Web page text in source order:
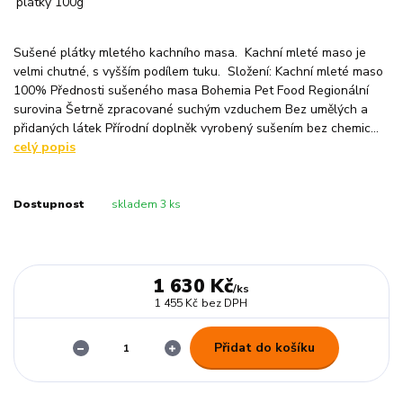
Sušené plátky mletého kachního masa. Kachní mleté maso je
velmi chutné, s vyšším podílem tuku. Složení: Kachní mleté maso
100% Přednosti sušeného masa Bohemia Pet Food Regionální
surovina Šetrně zpracované suchým vzduchem Bez umělých a
přidaných látek Přírodní doplněk vyrobený sušením bez chemic...
celý popis
Dostupnost skladem 3 ks
1 630 Kč/ks
1 455 Kč bez DPH
Přidat do košíku